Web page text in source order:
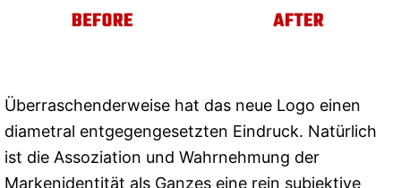
Überraschenderweise hat das neue Logo einen
diametral entgegengesetzten Eindruck. Natürlich
ist die Assoziation und Wahrnehmung der
Markenidentität als Ganzes eine rein subjektive